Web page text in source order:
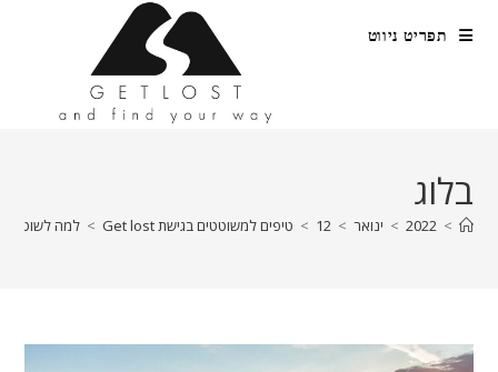
תפריט ניווט
בלוג
>
2022
> ינואר >
12
> טיפים למשוטטים בגישת Get lost > למה לשוטט